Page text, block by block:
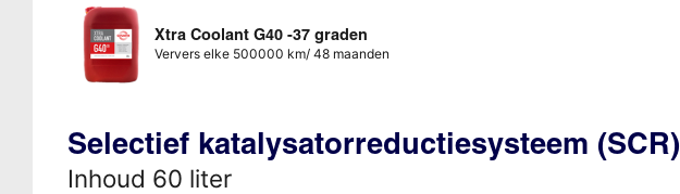
Xtra Coolant G40 -37 graden
Ververs elke 500000 km/ 48 maanden
Selectief katalysatorreductiesysteem (SCR)
Inhoud 60 liter